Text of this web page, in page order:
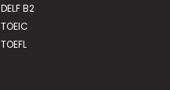
DELF B2
TOEIC
TOEFL